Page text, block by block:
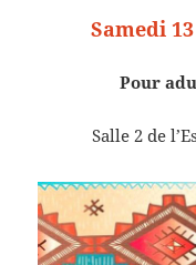
Samedi
Pour
Salle 2 de